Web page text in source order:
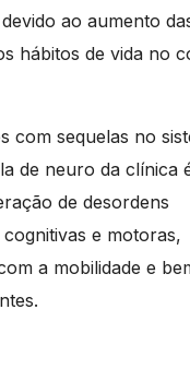
ao aumento
hábitos de vida no
com sequelas no
de neuro da clínica
de desordens
e motoras,
a mobilidade e